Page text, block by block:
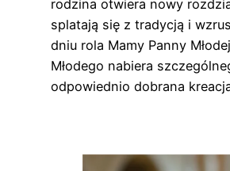
rodzina otwiera nowy
splatają się z tradycją i
dniu rola Mamy Panny
Młodego nabiera
odpowiednio dobrana